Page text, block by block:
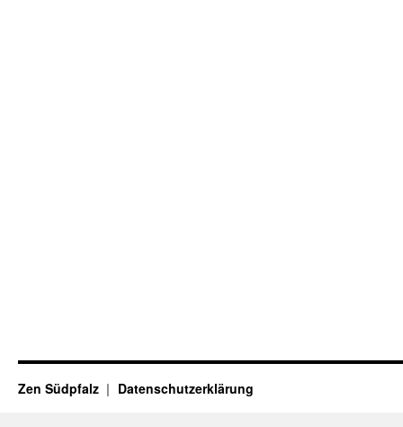
Zen Südpfalz Datenschutzerklärung